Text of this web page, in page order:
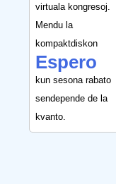
virtuala kongresoj.
Mendu la
kompaktdiskon
Espero
kun sesona rabato
sendepende de la
kvanto.